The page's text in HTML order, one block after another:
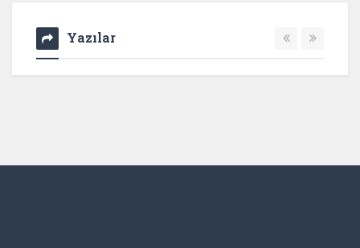
Yazılar